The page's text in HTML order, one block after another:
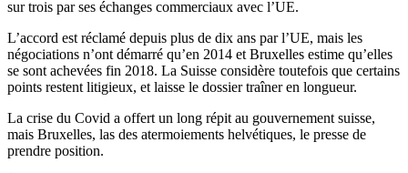
sur trois par ses échanges commerciaux avec l’UE.
L’accord est réclamé depuis plus de dix ans par l’UE, mais les
négociations n’ont démarré qu’en 2014 et Bruxelles estime qu’elles
se sont achevées fin 2018. La Suisse considère toutefois que certains
points restent litigieux, et laisse le dossier traîner en longueur.
La crise du Covid a offert un long répit au gouvernement suisse,
mais Bruxelles, las des atermoiements helvétiques, le presse de
prendre position.